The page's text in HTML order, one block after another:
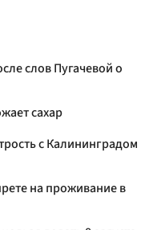
слов Пугачевой о
сахар
с Калининградом
на проживание в